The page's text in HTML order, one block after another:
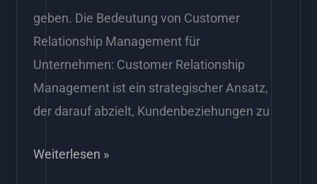
geben. Die Bedeutung von Customer
Relationship Management für
Unternehmen: Customer Relationship
Management ist ein strategischer Ansatz,
der darauf abzielt, Kundenbeziehungen zu
Weiterlesen »